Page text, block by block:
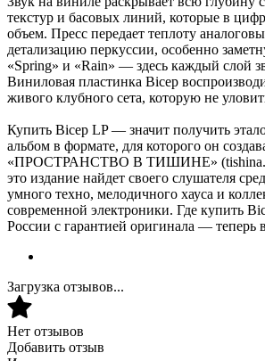
текстур и басовых линий, которые в
объем. Пресс передает теплоту
детализацию перкуссии, особенно
«Spring» и «Rain» — здесь каждый слой
Виниловая пластинка Bicep
живого клубного сета, которую не
Купить Bicep LP — значит получить
альбом в формате, для которого он
«ПРОСТРАНСТВО В ТИШИНЕ»
это издание найдет своего слушателя
умного техно, мелодичного хауса и
современной электроники. Где купить
России с гарантией оригинала — теперь
Загрузка отзывов...
Нет отзывов
Добавить отзыв